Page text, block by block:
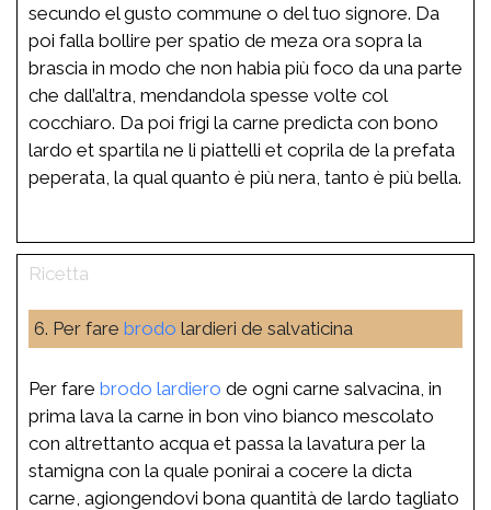
secundo el gusto commune o del tuo signore. Da
poi falla bollire per spatio de meza ora sopra la
brascia in modo che non habia più foco da una parte
che dall’altra, mendandola spesse volte col
cocchiaro. Da poi frigi la carne predicta con bono
lardo et spartila ne li piattelli et coprila de la prefata
peperata, la qual quanto è più nera, tanto è più bella.
6. Per fare brodo lardieri de salvaticina
Per fare brodo lardiero de ogni carne salvacina, in
prima lava la carne in bon vino bianco mescolato
con altrettanto acqua et passa la lavatura per la
stamigna con la quale ponirai a cocere la dicta
carne, agiongendovi bona quantità de lardo tagliato